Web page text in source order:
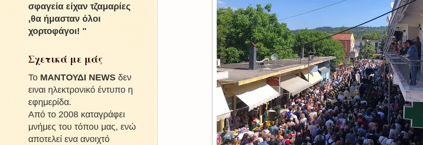
σφαγεία είχαν τζαμαρίες
,θα ήμασταν όλοι
χορτοφάγοι! "
Σχετικά με μάς
To ΜΑΝΤΟΥΔΙ NEWS δεν
ειναι ηλεκτρονικό έντυπο η
εφημερίδα.
Από το 2008 καταγράφει
μνήμες του τόπου μας, ενώ
αποτελεί ενα ανοιχτό